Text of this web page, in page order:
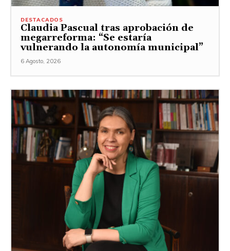
DESTACADOS
Claudia Pascual tras aprobación de
megarreforma: “Se estaría
vulnerando la autonomía municipal”
6 Agosto, 2026